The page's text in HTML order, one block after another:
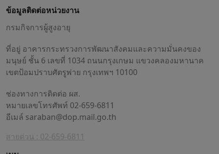
ข้อมูลติดต่อหน่วยงาน
กรมกิจการผู้สูงอายุ
ที่อยู่ อาคารกระทรวงการพัฒนาสังคมและความมั่นคงของ
มนุษย์ ชั้น 6 เลขที่ 1034 ถนนกรุงเกษม แขวงคลองมหานาค
เขตป้อมปราบศัตรูพ่าย กรุงเทพฯ 10100
ช่องทางการติดต่อ ผส.
หมายเลขโทรศัพท์ 02-659-6811
อีเมล์ saraban@dop.mail.go.th
สายด่วน : 02-659-6811